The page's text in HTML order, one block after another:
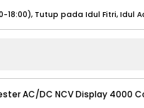
20:00), Tutup pada Idul Fitri
(08:00 - 17:00) Selengkapnya
AC/DC NCV Display 4000